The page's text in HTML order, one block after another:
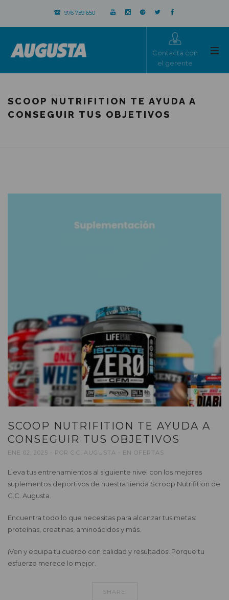
976 759 650
Contacta con
el gerente
SCOOP NUTRIFITION TE AYUDA A
CONSEGUIR TUS OBJETIVOS
SCOOP NUTRIFITION TE AYUDA A
CONSEGUIR TUS OBJETIVOS
ENE 02, 2025 POR C.C. AUGUSTA EN OFERTAS
Lleva tus entrenamientos al siguiente nivel con los mejores
suplementos deportivos de nuestra tienda Scroop Nutrifition de
C.C. Augusta.
Encuentra todo lo que necesitas para alcanzar tus metas:
proteínas, creatinas, aminoácidos y más.
¡Ven y equipa tu cuerpo con calidad y resultados! Porque tu
esfuerzo merece lo mejor.
SHARE: